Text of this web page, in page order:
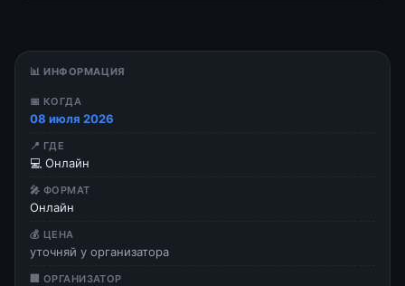
📊 ИНФОРМАЦИЯ
📅 КОГДА
08 июля 2026
📍 ГДЕ
💻 Онлайн
🎤 ФОРМАТ
Онлайн
💰 ЦЕНА
уточняй у организатора
🏢 ОРГАНИЗАТОР